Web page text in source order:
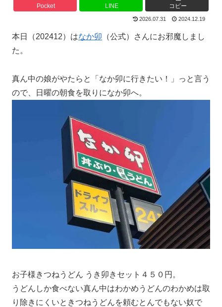
Pocket LINE コピー
2026.07.31 2024.12.19
本日（202412）はなか卯 （公式）さんにお邪魔しまし
た。
真ん中の娘がやたらと「なか卯に行きたい！」っと言う
ので、日曜の朝食を取りになか卯へ。
お子様きつねうどん うき卯きセット４５０円。
うどんしか食べない真ん中はわかめうどんのわかめは取
り除きにくいときつねうどんを頼むとんでもない奴で